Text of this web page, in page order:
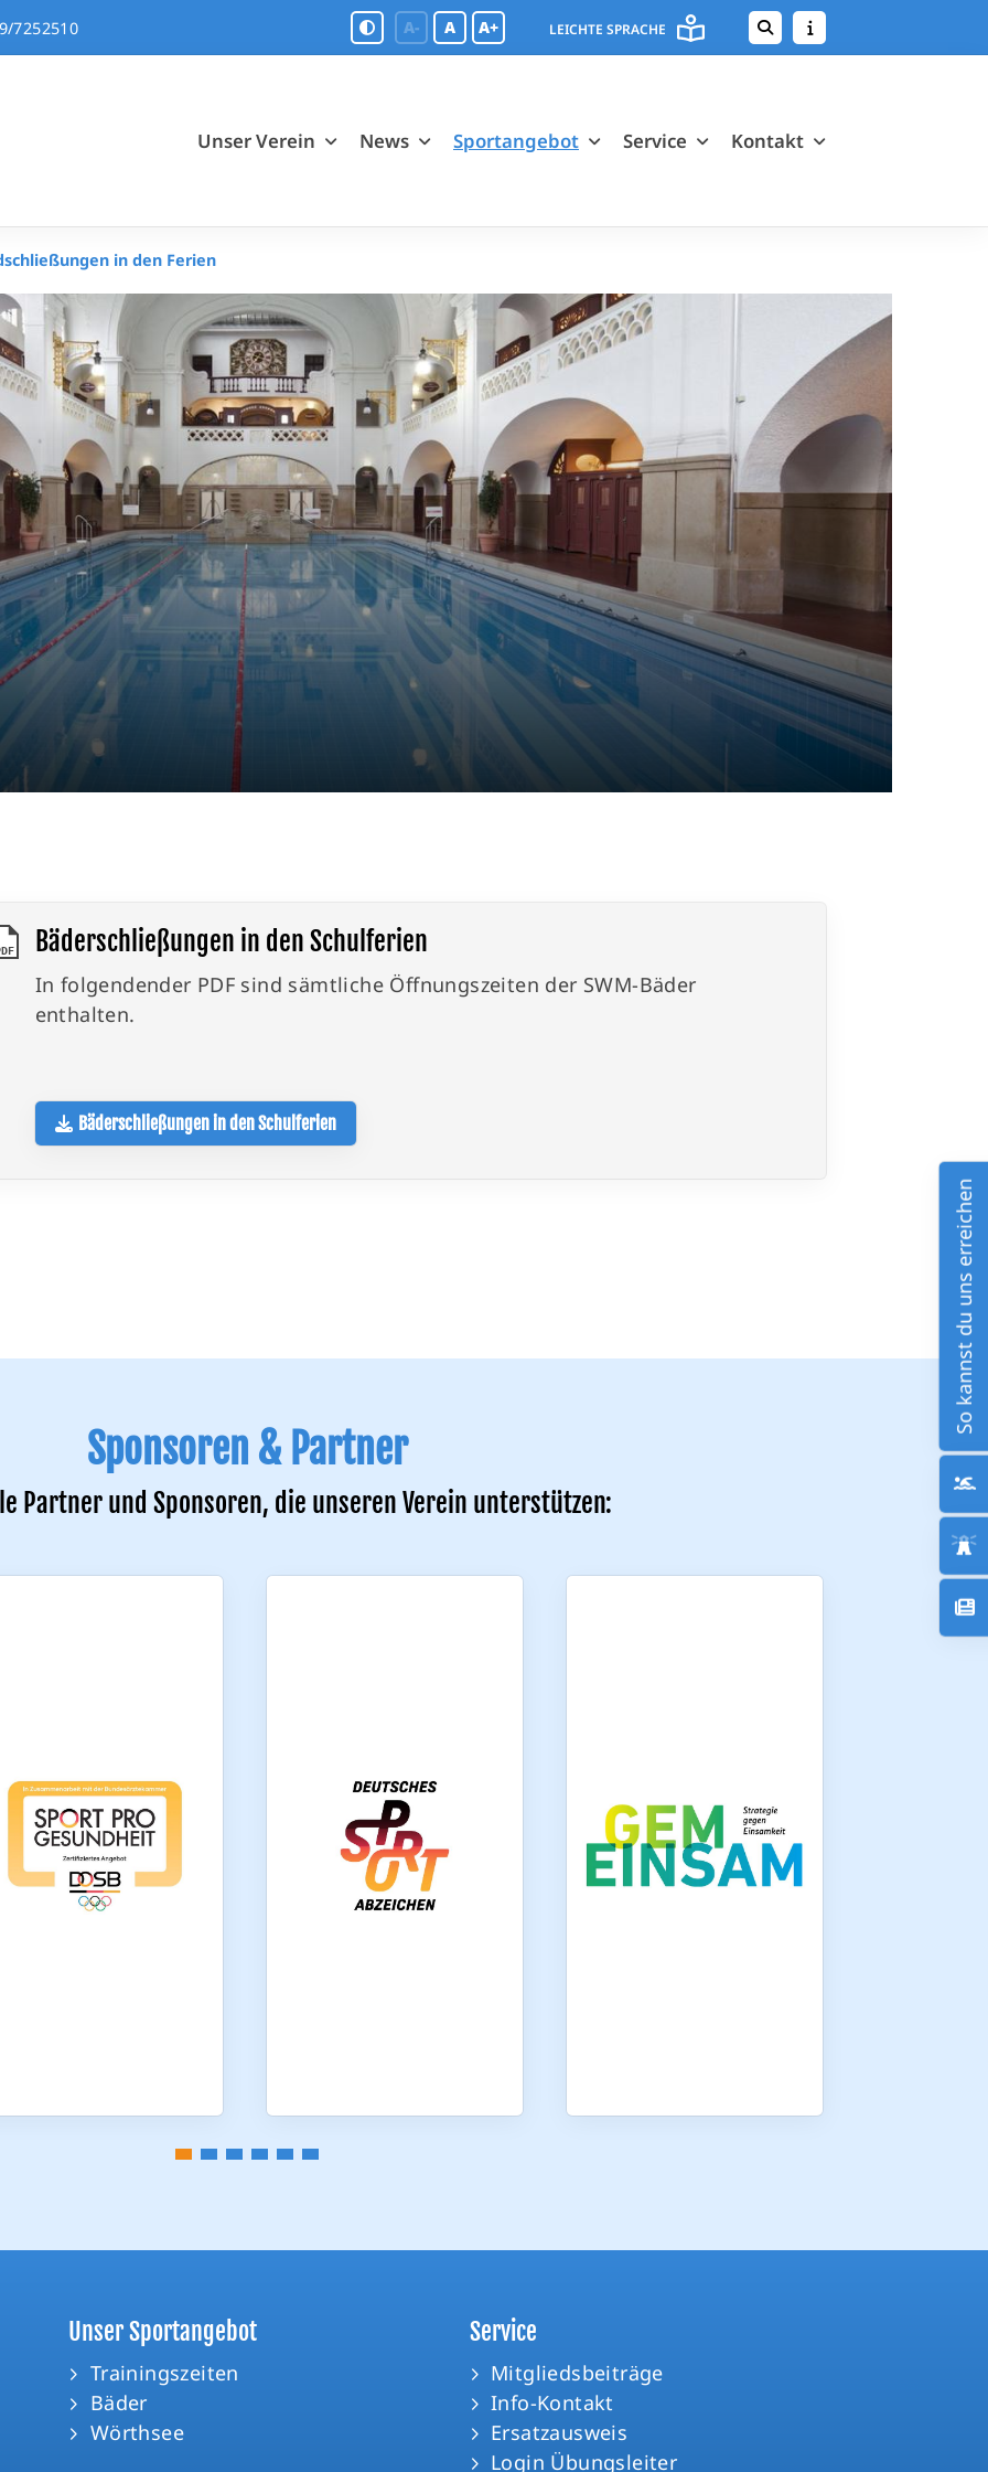
7252510 A- A A+ LEICHTE SPRACHE
Unser Verein News Sportangebot Service Kontakt
in den Ferien
Bäderschließungen in den Schulferien
In folgendender PDF sind sämtliche Öffnungszeiten der SWM-Bäder
enthalten.
Bäderschließungen in den Schulferien
Sponsoren & Partner
Partner und Sponsoren, die unseren Verein unterstützen:
Unser Sportangebot
Trainingszeiten
Bäder
Wörthsee
Service
Mitgliedsbeiträge
Info-Kontakt
Ersatzausweis
Login Übungsleiter
So kannst du uns erreichen
Unser Sportangebot
Trainingszeiten
Bäder
Wörthsee
Service
Mitgliedsbeiträge
Notfallkontakt